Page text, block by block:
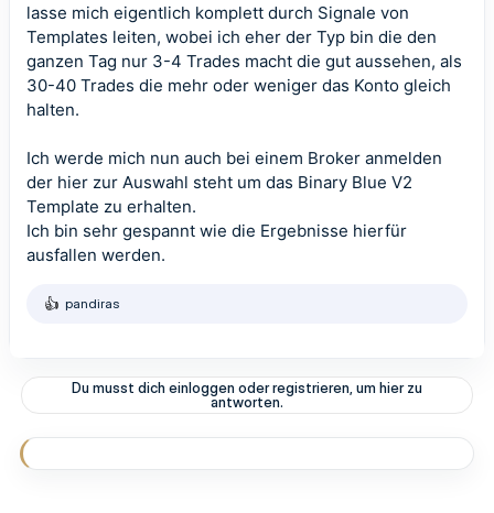
lasse mich eigentlich komplett durch Signale von
Templates leiten, wobei ich eher der Typ bin die den
ganzen Tag nur 3-4 Trades macht die gut aussehen, als
30-40 Trades die mehr oder weniger das Konto gleich
halten.
Ich werde mich nun auch bei einem Broker anmelden
der hier zur Auswahl steht um das Binary Blue V2
Template zu erhalten.
Ich bin sehr gespannt wie die Ergebnisse hierfür
ausfallen werden.
R
t
o
n
n
pandiras
Du musst dich einloggen oder registrieren, um hier zu
antworten.